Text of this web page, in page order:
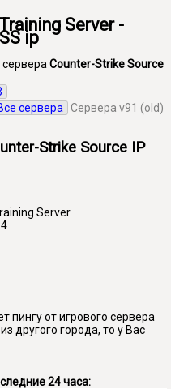
Server -
ip
сервера Counter-Strike Source
сервера
Сервера v91 (old)
Strike Source IP
Server
пингу от игрового сервера
другого города, то у Вас
24 часа: